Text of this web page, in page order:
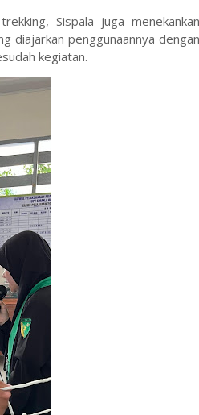
Sispala juga menekankan
diajarkan penggunaannya dengan
kegiatan.